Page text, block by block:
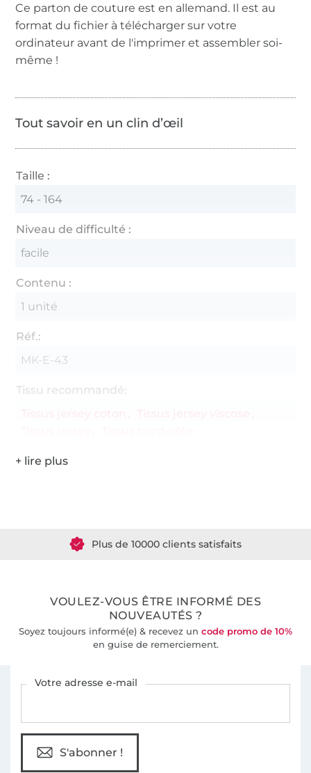
Ce parton de couture est en allemand. Il est au
format du fichier à télécharger sur votre
ordinateur avant de l'imprimer et assembler soi-
même !
Tout savoir en un clin d’œil
Taille :
74 - 164
Niveau de difficulté :
facile
Contenu :
1 unité
Réf.:
MK-E-43
Tissu recommandé:
VOULEZ-VOUS ÊTRE INFORMÉ DES
NOUVEAUTÉS ?
Soyez toujours informé(e) & recevez un code promo de 10%
en guise de remerciement.
Votre adresse e-mail
S'abonner !